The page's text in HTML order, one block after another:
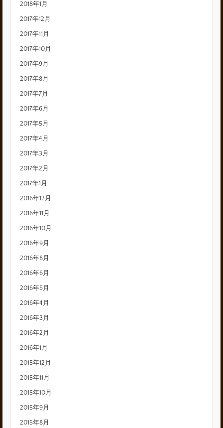
2018年1月
2017年12月
2017年11月
2017年10月
2017年9月
2017年8月
2017年7月
2017年6月
2017年5月
2017年4月
2017年3月
2017年2月
2017年1月
2016年12月
2016年11月
2016年10月
2016年9月
2016年8月
2016年6月
2016年5月
2016年4月
2016年3月
2016年2月
2016年1月
2015年12月
2015年11月
2015年10月
2015年9月
2015年8月